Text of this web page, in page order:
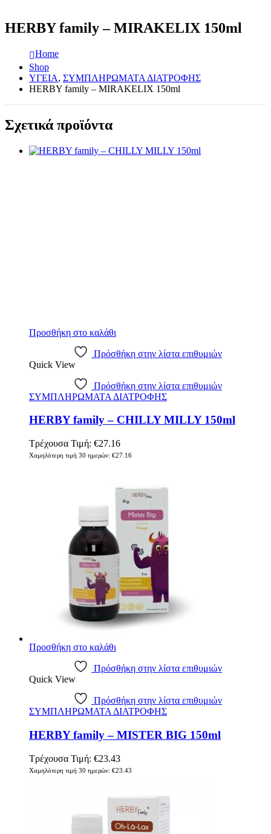
HERBY family – MIRAKELIX 150ml
Home
Shop
ΥΓΕΙΑ, ΣΥΜΠΛΗΡΩΜΑΤΑ ΔΙΑΤΡΟΦΗΣ
HERBY family – MIRAKELIX 150ml
Σχετικά προϊόντα
Προσθήκη στο καλάθι
Πρόσθήκη στην λίστα επιθυμιών
Quick View
Πρόσθήκη στην λίστα επιθυμιών
ΣΥΜΠΛΗΡΩΜΑΤΑ ΔΙΑΤΡΟΦΗΣ
HERBY family – CHILLY MILLY 150ml
Τρέχουσα Τιμή: €27.16
Χαμηλότερη τιμή 30 ημερών: €27.16
Προσθήκη στο καλάθι
Πρόσθήκη στην λίστα επιθυμιών
Quick View
Πρόσθήκη στην λίστα επιθυμιών
ΣΥΜΠΛΗΡΩΜΑΤΑ ΔΙΑΤΡΟΦΗΣ
HERBY family – MISTER BIG 150ml
Τρέχουσα Τιμή: €23.43
Χαμηλότερη τιμή 30 ημερών: €23.43